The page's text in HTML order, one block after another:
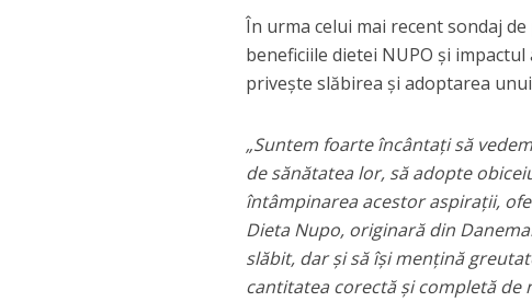
În urma celui mai recent sondaj
beneficiile dietei NUPO și
privește slăbirea și adoptarea
„Suntem foarte încântați să
de sănătatea lor, să adopte
întâmpinarea acestor aspirații,
Dieta Nupo, originară din
slăbit, dar și să își mențină
cantitatea corectă și completă